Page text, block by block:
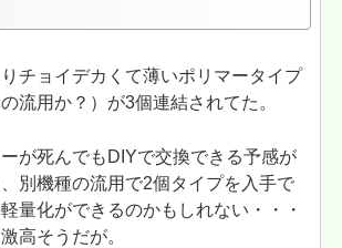
チョイデカくて薄いポリマータイプ
流用か？）が3個連結されてた。
が死んでもDIYで交換できる予感が
別機種の流用で2個タイプを入手で
量化ができるのかもしれない・・・
高そうだが。